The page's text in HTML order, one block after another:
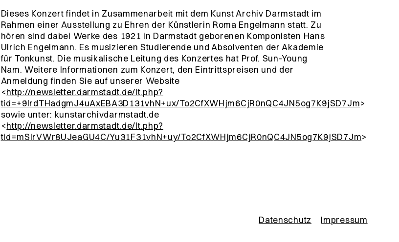
Dieses Konzert findet in Zusammenarbeit mit dem Kunst Archiv Darmstadt im
Rahmen einer Ausstellung zu Ehren der Künstlerin Roma Engelmann statt. Zu
hören sind dabei Werke des 1921 in Darmstadt geborenen Komponisten Hans
Ulrich Engelmann. Es musizieren Studierende und Absolventen der Akademie
für Tonkunst. Die musikalische Leitung des Konzertes hat Prof. Sun-Young
Nam. Weitere Informationen zum Konzert, den Eintrittspreisen und der
Anmeldung finden Sie auf unserer Website
<http://newsletter.darmstadt.de/lt.php?
tid=+9IrdTHadgmJ4uAxEBA3D131vhN+ux/To2CfXWHjm6CjR0nQC4JN5og7K9jSD7Jm>
sowie unter: kunstarchivdarmstadt.de
<http://newsletter.darmstadt.de/lt.php?
tid=mSIrVWr8UJeaGU4C/Yu31F31vhN+uy/To2CfXWHjm6CjR0nQC4JN5og7K9jSD7Jm>
Datenschutz Impressum